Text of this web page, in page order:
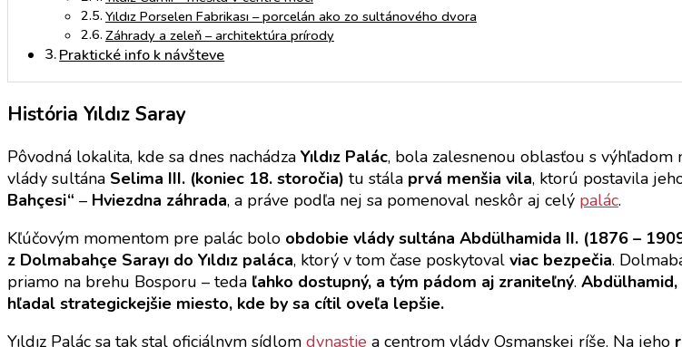
Yıldız Porselen Fabrikası – porcelán ako zo sultánového dvora
Záhrady a zeleň – architektúra prírody
Praktické info k návšteve
História Yıldız Saray
Pôvodná lokalita, kde sa dnes nachádza Yıldız Palác, bola zalesnenou oblasťou s výhľadom
vlády sultána Selima III. (koniec 18. storočia) tu stála prvá menšia vila, ktorú postavila
Bahçesi“ – Hviezdna záhrada, a práve podľa nej sa pomenoval neskôr aj celý palác.
Kľúčovým momentom pre palác bolo obdobie vlády sultána Abdülhamida II. (1876 –
z Dolmabahçe Sarayı do Yıldız paláca, ktorý v tom čase poskytoval viac bezpečia.
priamo na brehu Bosporu – teda ľahko dostupný, a tým pádom aj zraniteľný.
hľadal strategickejšie miesto, kde by sa cítil oveľa lepšie.
Yıldız Palác sa tak stal oficiálnym sídlom dynastie a centrom vlády Osmanskej ríše. Na jeho